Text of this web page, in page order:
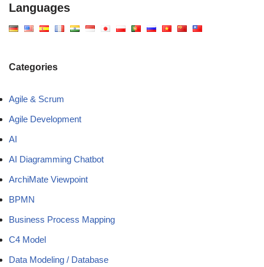
Languages
Categories
Agile & Scrum
Agile Development
AI
AI Diagramming Chatbot
ArchiMate Viewpoint
BPMN
Business Process Mapping
C4 Model
Data Modeling / Database